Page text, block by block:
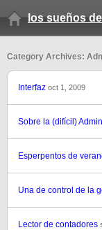
los sueños
Category Archives:
Interfaz oct 1, 2009
Sobre la (difícil)
Esperpentos de
Una de control de la
Lector de contadores